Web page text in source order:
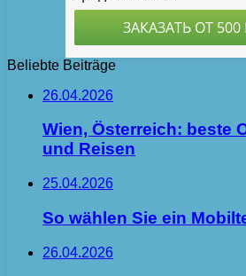
Beliebte Beiträge
26.04.2026
Wien, Österreich: beste
und Reisen
25.04.2026
So wählen Sie ein
26.04.2026